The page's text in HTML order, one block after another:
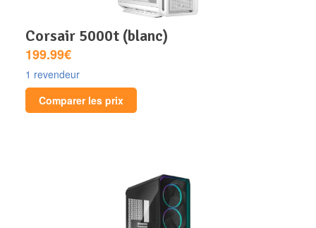
corsair 5000t (blanc)
199.99€
1 revendeur
Comparer les prix